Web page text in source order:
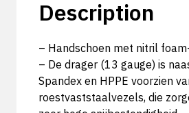
Description
– Handschoen met nitril
– De drager (13 gauge) is
Spandex en HPPE voorzien
roestvaststaalvezels, die